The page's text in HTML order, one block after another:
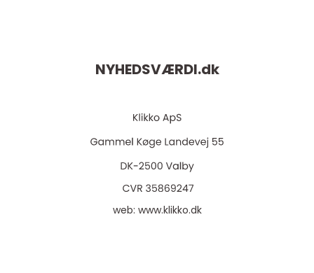
NYHEDSVÆRDI.dk
web: www.klikko.dk